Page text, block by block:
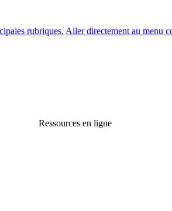
rubriques. Aller directement au menu
Ressources en ligne